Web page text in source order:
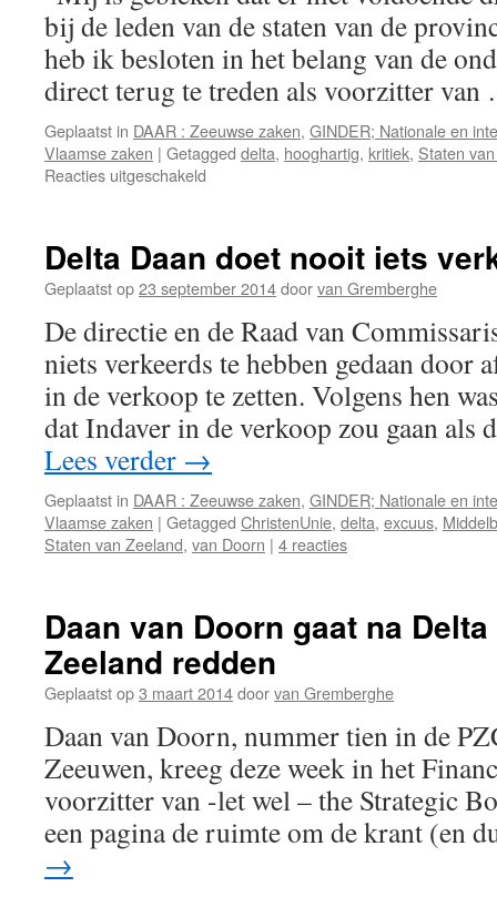
bij de leden van de staten van de
heb ik besloten in het belang van de
direct terug te treden als voorzitter
Geplaatst in DAAR : Zeeuwse zaken, GINDER; Nationale en
Vlaamse zaken | Getagged delta, hooghartig, kritiek, Staten
Reacties uitgeschakeld
verlaat
Delta
Delta Daan doet nooit iets
Geplaatst op23 september 2014doorvan Gremberghe
De directie en de Raad van
niets verkeerds te hebben gedaan door
in de verkoop te zetten. Volgens hen
dat Indaver in de verkoop zou gaan
Lees verder →
Geplaatst in DAAR : Zeeuwse zaken, GINDER; Nationale en
Vlaamse zaken | Getagged ChristenUnie, delta, excuus,
Staten van Zeeland, van Doorn | 4 reacties
Daan van Doorn gaat na
Zeeland redden
Geplaatst op3 maart 2014doorvan Gremberghe
Daan van Doorn, nummer tien in de
Zeeuwen, kreeg deze week in het
voorzitter van -let wel – the Strategic
een pagina de ruimte om de krant (en
→